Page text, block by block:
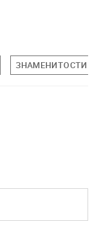
ЗНАМЕНИТОСТИ